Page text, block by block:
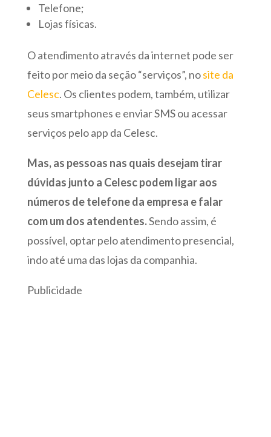
Telefone;
Lojas físicas.
O atendimento através da internet pode ser
feito por meio da seção “serviços”, nosite da
Celesc. Os clientes podem, também, utilizar
seus smartphones e enviar SMS ou acessar
serviços pelo app da Celesc.
Mas, as pessoas nas quais desejam tirar
dúvidas junto a Celesc podem ligar aos
números de telefone da empresa e falar
com um dos atendentes.Sendo assim, é
possível, optar pelo atendimento presencial,
indo até uma das lojas da companhia.
Publicidade